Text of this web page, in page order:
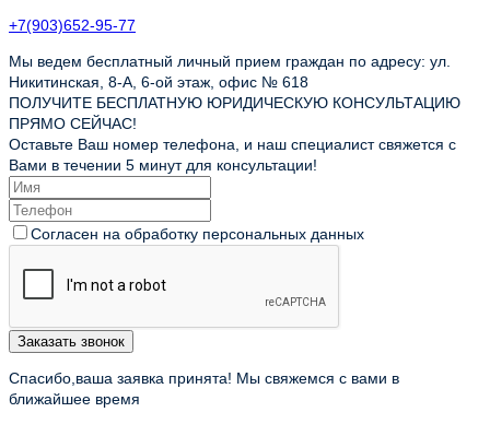
+7(903)652-95-77
Мы ведем бесплатный личный прием граждан по адресу: ул.
Никитинская, 8-А, 6-ой этаж, офис № 618
ПОЛУЧИТЕ БЕСПЛАТНУЮ ЮРИДИЧЕСКУЮ КОНСУЛЬТАЦИЮ
ПРЯМО СЕЙЧАС!
Оставьте Ваш номер телефона, и наш специалист свяжется с
Вами в течении 5 минут для консультации!
Согласен на обработку персональных данных
Заказать звонок
Спасибо,ваша заявка принята! Мы свяжемся с вами в
ближайшее время